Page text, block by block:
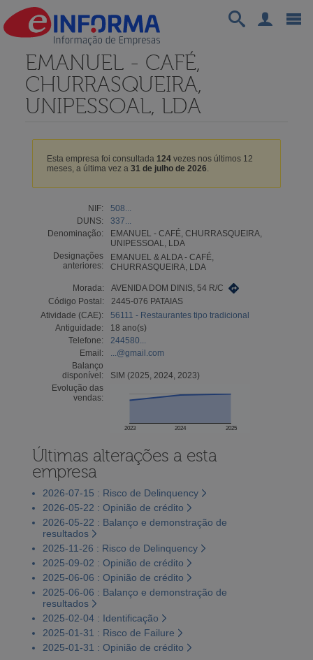
EMANUEL - CAFÉ,
CHURRASQUEIRA,
UNIPESSOAL, LDA
Esta empresa foi consultada 124vezes nos últimos 12
meses, a última vez a 31 de julho de 2026.
NIF:
508...
DUNS:
337...
Denominação:
EMANUEL - CAFÉ, CHURRASQUEIRA,
UNIPESSOAL, LDA
Designações
anteriores:
EMANUEL & ALDA - CAFÉ,
CHURRASQUEIRA, LDA
Morada:
AVENIDA DOM DINIS, 54 R/C
Código Postal:
2445-076 PATAIAS
Atividade (CAE):
56111 - Restaurantes tipo tradicional
Antiguidade:
18 ano(s)
Telefone:
244580...
Email:
...@gmail.com
Balanço
disponível:
SIM (2025, 2024, 2023)
Evolução das
vendas:
2023 2024 2025
Últimas alterações a esta
empresa
2026-07-15 : Risco de Delinquency
2026-05-22 : Opinião de crédito
2026-05-22 : Balanço e demonstração de
resultados
2025-11-26 : Risco de Delinquency
2025-09-02 : Opinião de crédito
2025-06-06 : Opinião de crédito
2025-06-06 : Balanço e demonstração de
resultados
2025-02-04 : Identificação
2025-01-31 : Risco de Failure
2025-01-31 : Opinião de crédito